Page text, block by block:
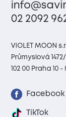
02 2092
VIOLET MOON
Průmyslová 1472/
102 00 Praha 10
Facebook
TikTok